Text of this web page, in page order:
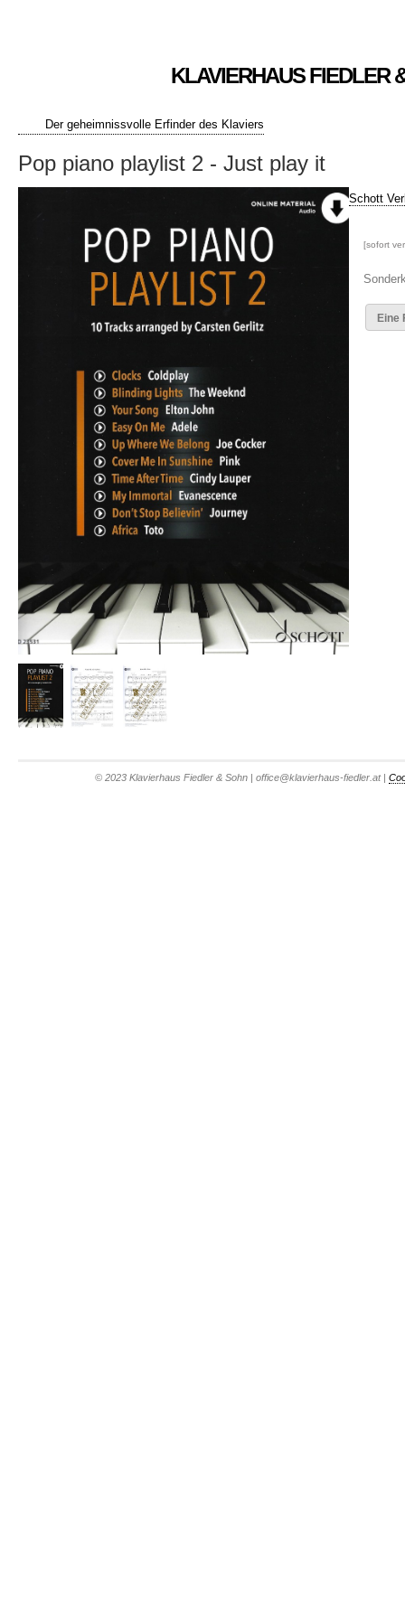
KLAVIERHAUS FIEDLER
Der geheimnissvolle Erfinder des Klaviers
Pop piano playlist 2 - Just play it
Schott
[sofort
Eine
© 2023 Klavierhaus Fiedler & Sohn | office@klavierhaus-fiedler.at |